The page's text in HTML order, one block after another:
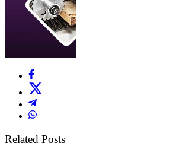
Related Posts